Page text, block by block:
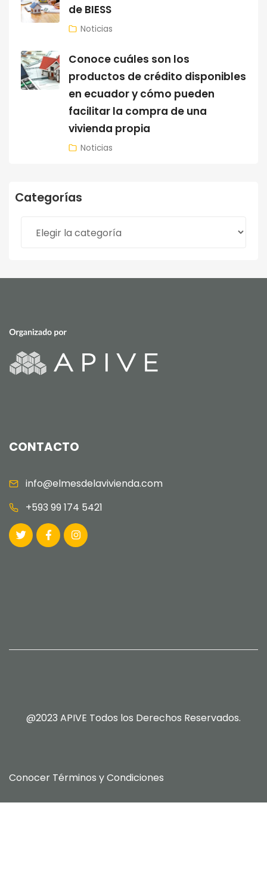
de BIESS
Noticias
Conoce cuáles son los
productos de crédito disponibles
en ecuador y cómo pueden
facilitar la compra de una
vivienda propia
Noticias
Categorías
CONTACTO
info@elmesdelavivienda.com
+593 99 174 5421
@2023 APIVE Todos los Derechos Reservados.
Conocer Términos y Condiciones